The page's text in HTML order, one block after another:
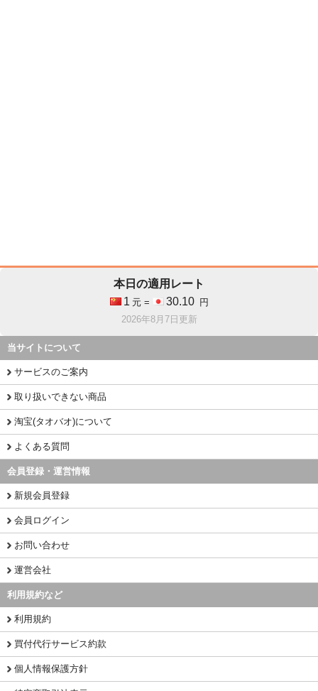
本日の適用レート
1 元 = 30.10
円
2026年8月7日更新
当サイトについて
サービスのご案内
取り扱いできない商品
淘宝(タオバオ)について
よくある質問
会員登録・運営情報
新規会員登録
会員ログイン
お問い合わせ
運営会社
利用規約など
利用規約
買付代行サービス約款
個人情報保護方針